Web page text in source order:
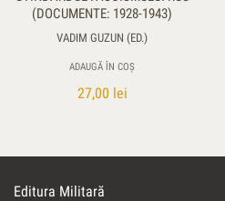
(DOCUMENTE: 1928-1943)
VADIM GUZUN (ED.)
ADAUGĂ ÎN COȘ
27,00 lei
Editura Militară